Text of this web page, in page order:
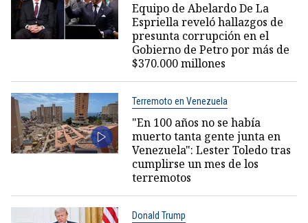
Equipo de Abelardo De La
Espriella reveló hallazgos de
presunta corrupción en el
Gobierno de Petro por más de
$370.000 millones
Terremoto en Venezuela
"En 100 años no se había
muerto tanta gente junta en
Venezuela": Lester Toledo tras
cumplirse un mes de los
terremotos
Donald Trump